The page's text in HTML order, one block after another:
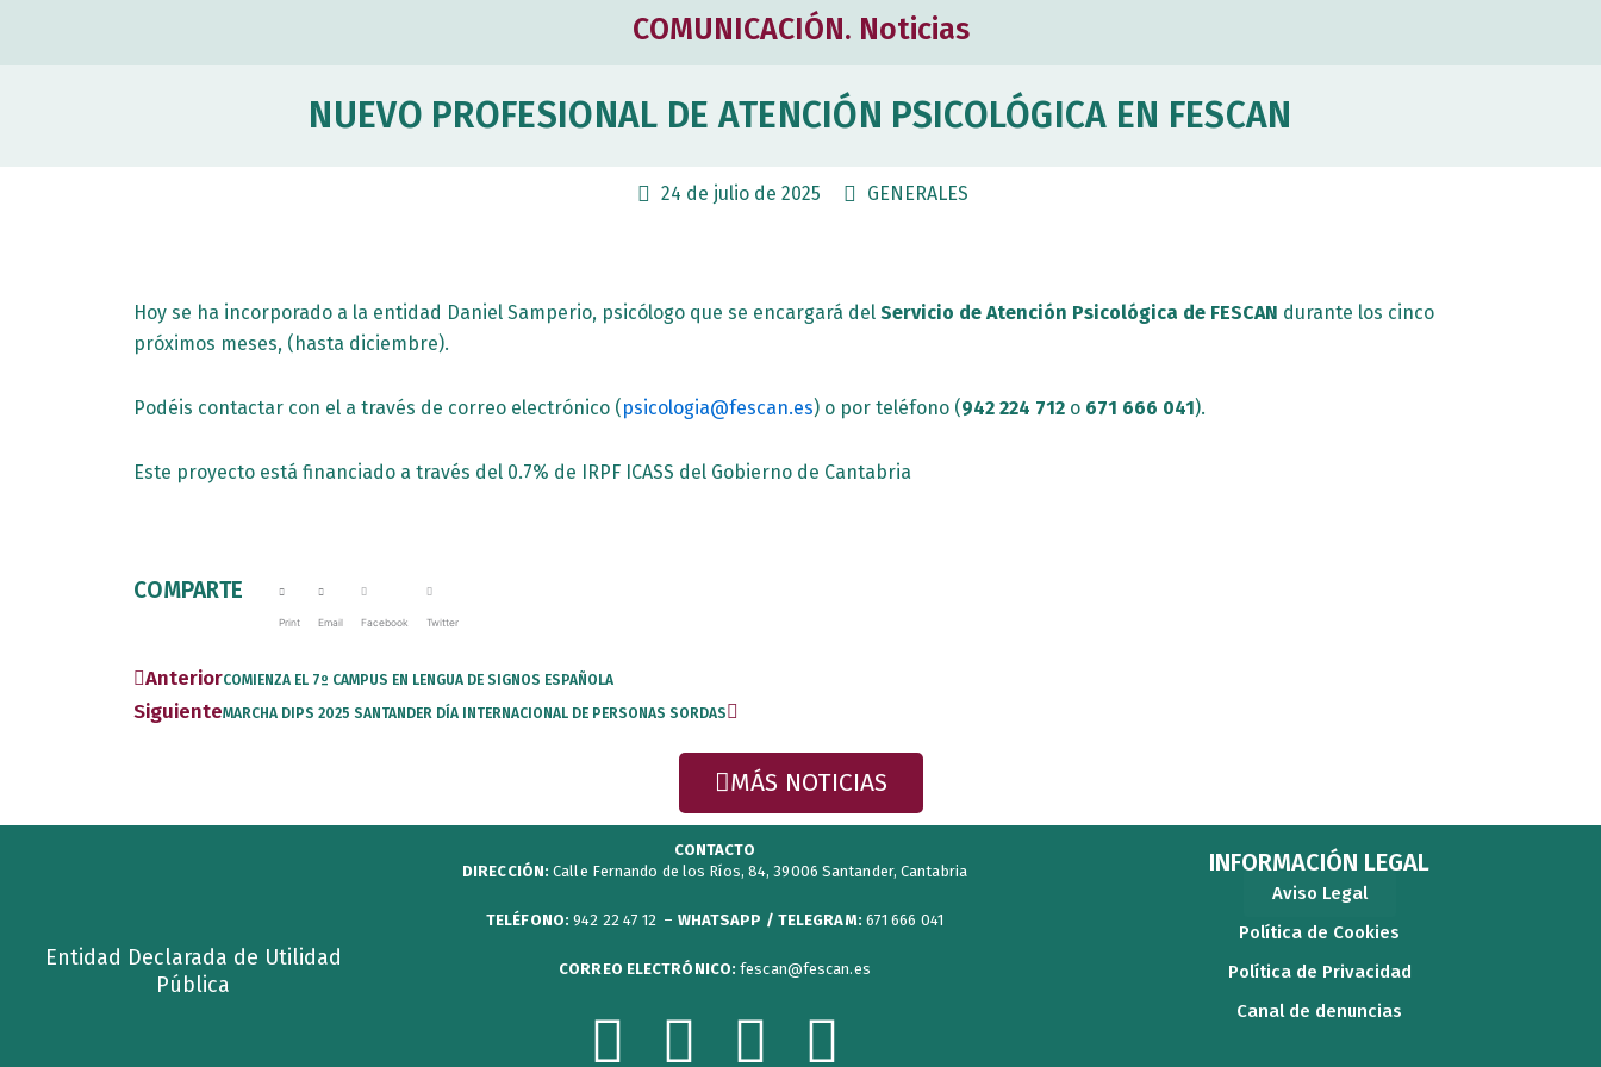
COMUNICACIÓN. Noticias
NUEVO PROFESIONAL DE ATENCIÓN PSICOLÓGICA EN FESCAN
24 de julio de 2025 GENERALES
Hoy se ha incorporado a la entidad Daniel Samperio, psicólogo que se encargará del Servicio de Atención Psicológica de FESCAN durante los cinco
próximos meses, (hasta diciembre).
Podéis contactar con el a través de correo electrónico (psicologia@fescan.es) o por teléfono (942 224 712 o 671 666 041).
Este proyecto está financiado a través del 0.7% de IRPF ICASS del Gobierno de Cantabria
COMPARTE
Print Email Facebook Twitter
Prev
AnteriorCOMIENZA EL 7º CAMPUS EN LENGUA DE SIGNOS ESPAÑOLA
SiguienteMARCHA DIPS 2025 SANTANDER DÍA INTERNACIONAL DE PERSONAS SORDAS
MÁS NOTICIAS
Entidad Declarada de Utilidad
Pública
CONTACTO
DIRECCIÓN: Calle Fernando de los Ríos, 84, 39006 Santander, Cantabria
TELÉFONO: 942 22 47 12 – WHATSAPP / TELEGRAM: 671 666 041
CORREO ELECTRÓNICO: fescan@fescan.es
INFORMACIÓN LEGAL
Aviso Legal
Política de Cookies
Política de Privacidad
Canal de denuncias